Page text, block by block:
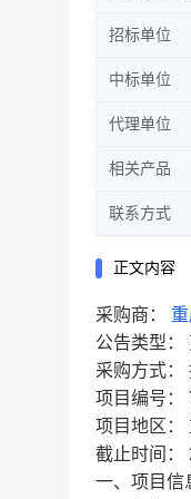
招标单位
中标单位
代理单位
相关产品
联系方式
正文内容
采购商：
公告类型：
采购方式：
项目编号：
项目地区：
截止时间：
一、项目信